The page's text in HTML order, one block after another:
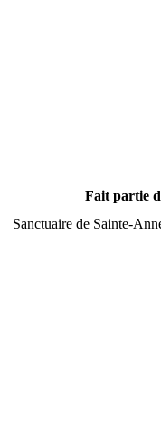
Fait partie
Sanctuaire de Sainte-